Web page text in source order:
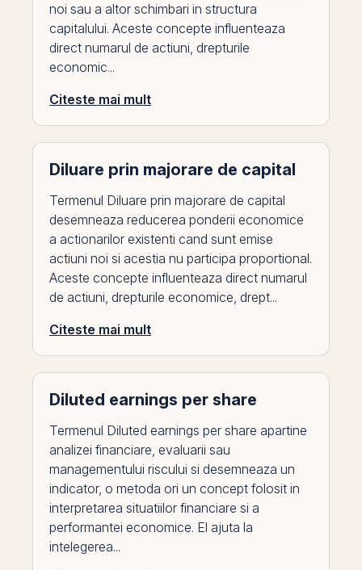
noi sau a altor schimbari in structura
capitalului. Aceste concepte influenteaza
direct numarul de actiuni, drepturile
economic...
Citeste mai mult
Diluare prin majorare de capital
Termenul Diluare prin majorare de capital
desemneaza reducerea ponderii economice
a actionarilor existenti cand sunt emise
actiuni noi si acestia nu participa proportional.
Aceste concepte influenteaza direct numarul
de actiuni, drepturile economice, drept...
Citeste mai mult
Diluted earnings per share
Termenul Diluted earnings per share apartine
analizei financiare, evaluarii sau
managementului riscului si desemneaza un
indicator, o metoda ori un concept folosit in
interpretarea situatiilor financiare si a
performantei economice. El ajuta la
intelegerea...